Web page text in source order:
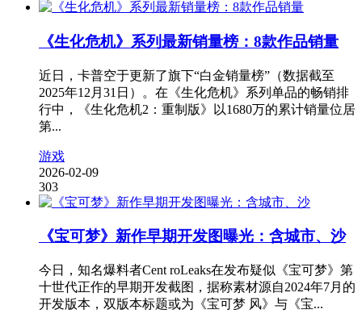
《生化危机》系列最新销量榜：8款作品销量
近日，卡普空于更新了旗下“白金销量榜”（数据截至
2025年12月31日）。在《生化危机》系列单品的畅销排
行中，《生化危机2：重制版》以1680万的累计销量位居
第...
游戏
2026-02-09
303
《宝可梦》新作早期开发图曝光：含城市、沙
今日，知名爆料者Cent roLeaks在发布疑似《宝可梦》第
十世代正作的早期开发截图，据称素材源自2024年7月的
开发版本，双版本标题或为《宝可梦 风》与《宝...